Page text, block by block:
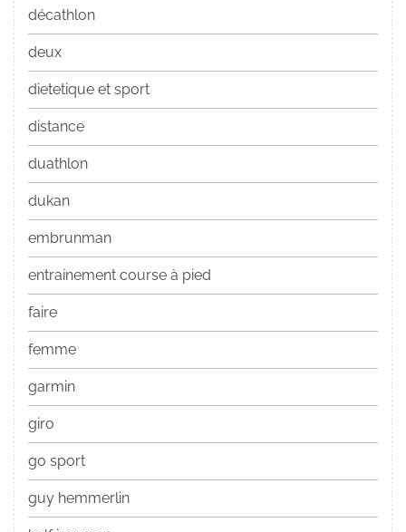
décathlon
deux
dietetique et sport
distance
duathlon
dukan
embrunman
entrainement course à pied
faire
femme
garmin
giro
go sport
guy hemmerlin